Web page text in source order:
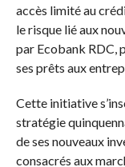
accès limité au
le risque lié aux
par Ecobank RDC,
ses prêts aux
Cette initiative
stratégie
de ses nouveaux
consacrés aux